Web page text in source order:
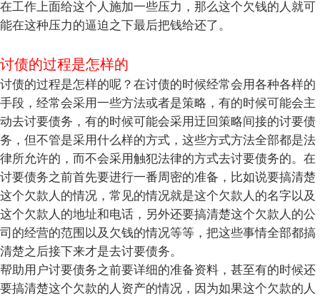
在工作上面给这个人施加一些压力，那么这个欠钱的人就可
能在这种压力的逼迫之下最后把钱给还了。
讨债的过程是怎样的
讨债的过程是怎样的呢？在讨债的时候经常会用各种各样的
手段，经常会采用一些方法或者是策略，有的时候可能会主
动去讨要债务，有的时候可能会采用迂回策略间接的讨要债
务，但不管是采用什么样的方式，这些方式方法全部都是法
律所允许的，而不会采用触犯法律的方式去讨要债务的。在
讨要债务之前首先要进行一番周密的准备，比如说要搞清楚
这个欠款人的情况，常见的情况就是这个欠款人的名字以及
这个欠款人的地址和电话，另外还要搞清楚这个欠款人的公
司的经营的范围以及欠钱的情况等等，把这些事情全部都搞
清楚之后接下来才是去讨要债务。
帮助用户讨要债务之前要详细的准备资料，甚至有的时候还
要搞清楚这个欠款的人资产的情况，因为如果这个欠款的人